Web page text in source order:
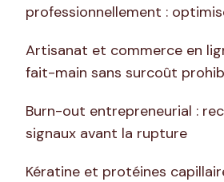
professionnellement :
Artisanat et commerce en
fait-main sans surcoût
Burn-out entrepreneurial :
signaux avant la rupture
Kératine et protéines